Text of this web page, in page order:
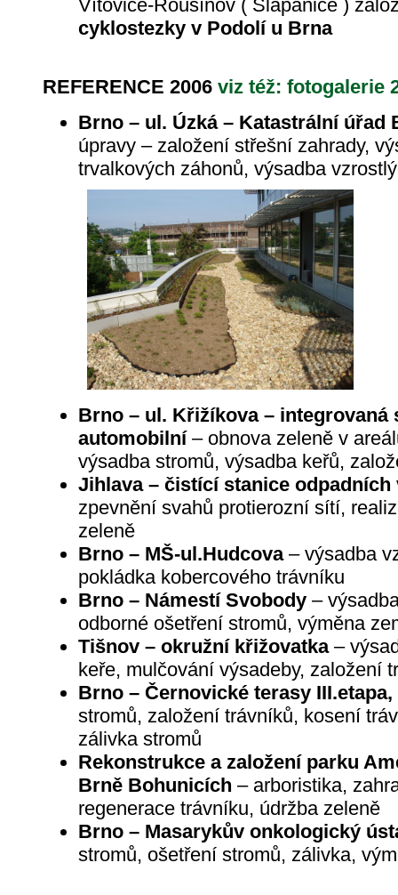
Vítovice-Rousínov ( Šlapanice )
cyklostezky v Podolí u Brna
REFERENCE 2006 viz též: fotogalerie
Brno – ul. Úzká – Katastrální úřad
úpravy – založení střešní zahrady,
trvalkových záhonů, výsadba
Brno – ul. Křižíkova – integrovaná
automobilní– obnova zeleně v
výsadba stromů, výsadba keřů,
Jihlava – čistící stanice odpadních
zpevnění svahů protierozní sítí,
zeleně
Brno – MŠ-ul.Hudcova– výsadba
pokládka kobercového trávníku
Brno – Námestí Svobody–
odborné ošetření stromů, výměna
Tišnov – okružní křižovatka–
keře, mulčování výsadeby, založení
Brno – Černovické terasy III.etapa,
stromů, založení trávníků, kosení
zálivka stromů
Rekonstrukce a založení parku
Brně Bohunicích – arboristika,
regenerace trávníku, údržba zeleně
Brno – Masarykův onkologický
stromů, ošetření stromů, zálivka,